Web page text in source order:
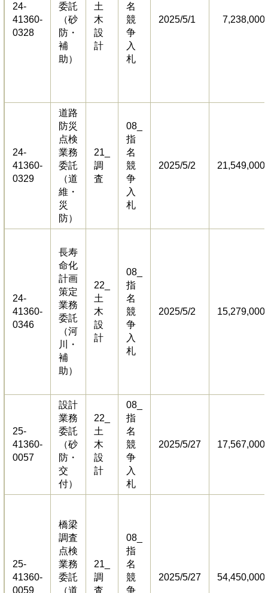
24-
41360-
0328
委託
（砂
防・
補
助）
土
木
設
計
名
競
争
入
札
2025/5/1 7,238,000
24-
41360-
0329
道路
防災
点検
業務
委託
（道
維・
災
防）
21_
調
査
08_
指
名
競
争
入
札
2025/5/2 21,549,000
24-
41360-
0346
長寿
命化
計画
策定
業務
委託
（河
川・
補
助）
22_
土
木
設
計
08_
指
名
競
争
入
札
2025/5/2 15,279,000
25-
41360-
0057
設計
業務
委託
（砂
防・
交
付）
22_
土
木
設
計
08_
指
名
競
争
入
札
2025/5/27 17,567,000
25-
41360-
0059
橋梁
調査
点検
業務
委託
（道
21_
調
査
08_
指
名
競
争
2025/5/27 54,450,000